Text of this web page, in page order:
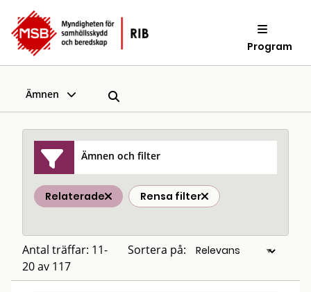
Program
Ämnen
Ämnen och filter
Relaterade Rensa filter
Antal träffar: 11-
20 av 117
Sortera på: